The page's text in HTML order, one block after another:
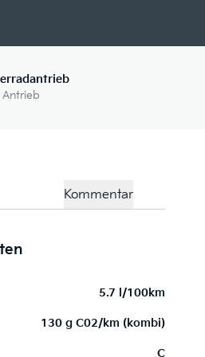
Antrieb
Kommentar
5.7 l/100km
130 g C02/km (kombi)
C